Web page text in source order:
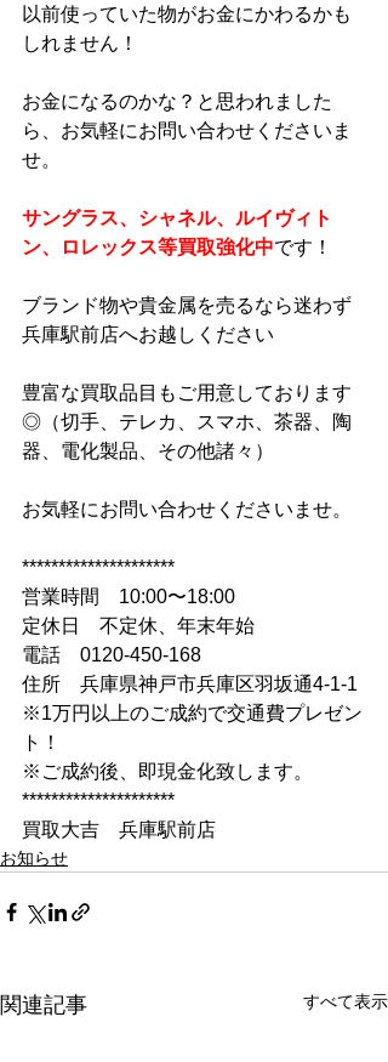
以前使っていた物がお金にかわるかも
しれません！
お金になるのかな？と思われました
ら、お気軽にお問い合わせくださいま
せ。
サングラス、シャネル、ルイヴィト
ン、ロレックス等買取強化中です！
ブランド物や貴金属を売るなら迷わず
兵庫駅前店へお越しください
豊富な買取品目もご用意しております
◎（切手、テレカ、スマホ、茶器、陶
器、電化製品、その他諸々）
お気軽にお問い合わせくださいませ。
*********************
営業時間　10:00〜18:00
定休日　不定休、年末年始
電話　0120-450-168
住所　兵庫県神戸市兵庫区羽坂通4-1-1
※1万円以上のご成約で交通費プレゼン
ト！
※ご成約後、即現金化致します。
*********************
買取大吉　兵庫駅前店
お知らせ
関連記事 すべて表示